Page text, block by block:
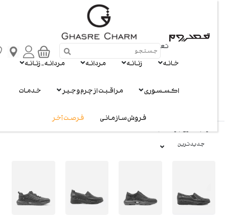
تعریف سبک تو
خانه زنانه مردانه مردانه - زنانه
اکسسوری مراقبت از چرم و جیر خدمات
فروش سازمانی فرصت آخر
جدیدترین